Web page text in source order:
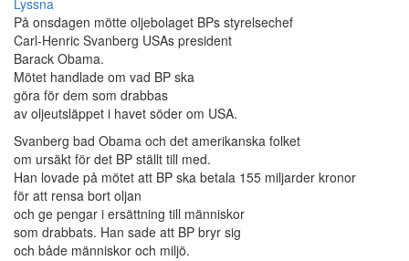
Lyssna
På onsdagen mötte oljebolaget BPs styrelsechef
Carl-Henric Svanberg USAs president
Barack Obama.
Mötet handlade om vad BP ska
göra för dem som drabbas
av oljeutsläppet i havet söder om USA.
Svanberg bad Obama och det amerikanska folket
om ursäkt för det BP ställt till med.
Han lovade på mötet att BP ska betala 155 miljarder kronor
för att rensa bort oljan
och ge pengar i ersättning till människor
som drabbats. Han sade att BP bryr sig
och både människor och miljö.